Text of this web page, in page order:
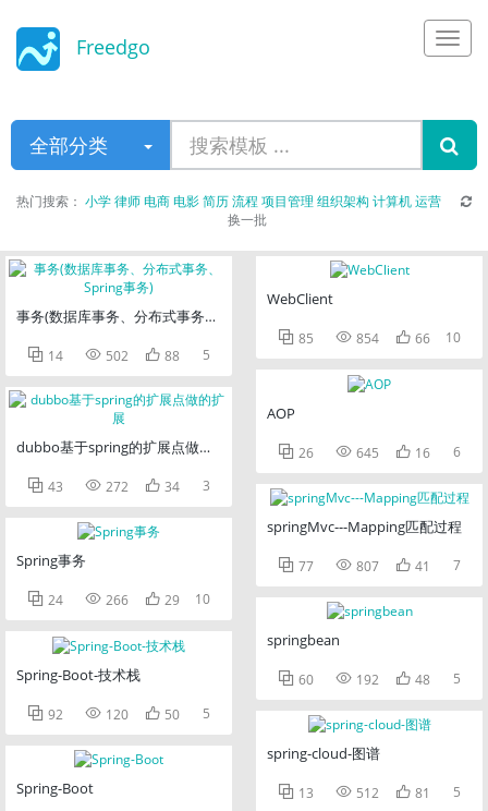
Freedgo
全部分类
热门搜索： 小学律师电商电影简历流程 项目管理 组织架构 计算机运营
换一批
事务(数据库事务、分布式事务、Spring事务)
 14  502  88 5
dubbo基于spring的扩展点做的扩展
 43  272  34 3
Spring事务
 24  266  29 10
Spring-Boot-技术栈
 92  120  50 5
Spring-Boot
WebClient
 85  854  66 10
AOP
 26  645  16 6
springMvc---Mapping匹配过程
 77  807  41 7
springbean
 60  192  48 5
spring-cloud-图谱
 13  512  81 5